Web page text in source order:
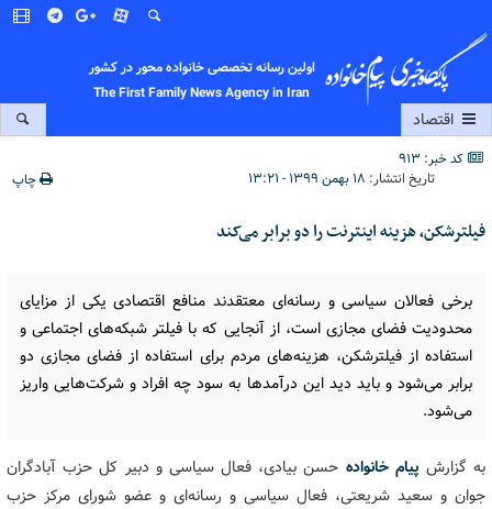
اولین رسانه تخصصی خانواده محور در کشور
The First Family News Agency in Iran
اقتصاد
کد خبر: 913
تاریخ انتشار: ۱۸ بهمن ۱۳۹۹ - ۱۳:۲۱ چاپ
فیلترشکن، هزینه اینترنت را دو برابر می‌کند
برخی فعالان سیاسی و رسانه‌ای معتقدند منافع اقتصادی یکی از مزایای
محدودیت فضای مجازی است، از آنجایی که با فیلتر شبکه‌های اجتماعی و
استفاده از فیلترشکن، هزینه‌های مردم برای استفاده از فضای مجازی دو
برابر می‌شود و باید دید این درآمدها به سود چه افراد و شرکت‌هایی واریز
می‌شود.
به گزارش پیام خانواده حسن بیادی، فعال سیاسی و دبیر کل حزب آبادگران
جوان و سعید شریعتی، فعال سیاسی و رسانه‌ای و عضو شورای مرکز حزب